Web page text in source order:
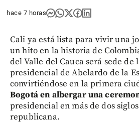
hace 7 horas
Cali ya está lista para vivir una
un hito en la historia de
del Valle del Cauca será sede de
presidencial de Abelardo de la
convirtiéndose en la primera
Bogotá en albergar una
presidencial en más de dos
republicana.